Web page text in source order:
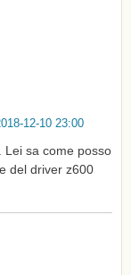
12-10 23:00
Lei sa come posso
del driver z600